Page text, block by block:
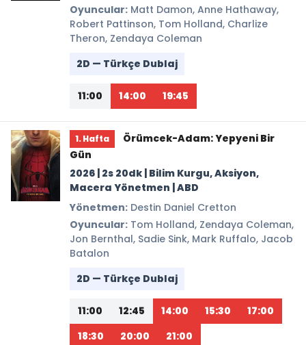
Oyuncular: Matt Damon, Anne Hathaway,
Robert Pattinson, Tom Holland, Charlize
Theron, Zendaya Coleman
2D — Türkçe Dublaj
11:00 14:00 19:45
1. Hafta
Örümcek-Adam: Yepyeni Bir
Gün
2026 | 2s 20dk | Bilim Kurgu, Aksiyon,
Macera Yönetmen | ABD
Yönetmen: Destin Daniel Cretton
Oyuncular: Tom Holland, Zendaya Coleman,
Jon Bernthal, Sadie Sink, Mark Ruffalo, Jacob
Batalon
2D — Türkçe Dublaj
11:00 12:45 14:00 15:30
17:00
18:30
20:00 21:00